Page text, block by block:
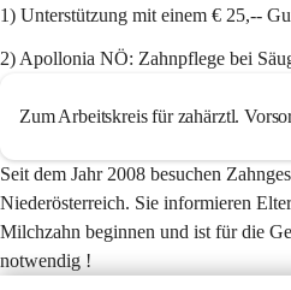
1) Unterstützung mit einem € 25,--
2) Apollonia NÖ: Zahnpflege bei
Zum Arbeitskreis für zahärztl.
Seit dem Jahr 2008 besuchen
Niederösterreich. Sie informieren
Milchzahn beginnen und ist für die
notwendig !